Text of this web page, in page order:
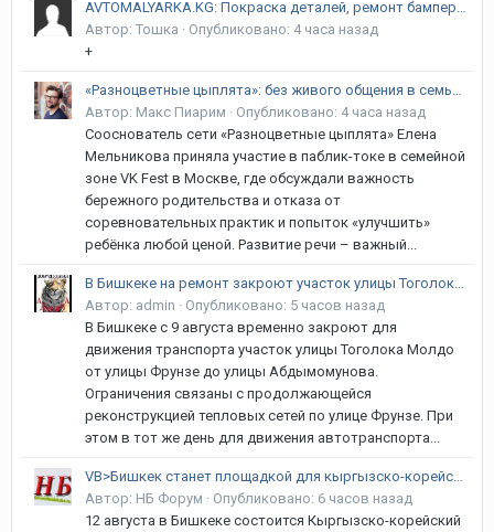
Автор: Тошка · Опубликовано: 4 часа назад
+
Автор: Макс Пиарим · Опубликовано: 4 часа назад
Сооснователь сети «Разноцветные цыплята» Елена
Мельникова приняла участие в паблик-токе в семейной
зоне VK Fest в Москве, где обсуждали важность
бережного родительства и отказа от
соревновательных практик и попыток «улучшить»
ребёнка любой ценой. Развитие речи – важный...
Автор: admin · Опубликовано: 5 часов назад
В Бишкеке с 9 августа временно закроют для
движения транспорта участок улицы Тоголока Молдо
от улицы Фрунзе до улицы Абдымомунова.
Ограничения связаны с продолжающейся
реконструкцией тепловых сетей по улице Фрунзе. При
этом в тот же день для движения автотранспорта...
Автор: НБ Форум · Опубликовано: 6 часов назад
12 августа в Бишкеке состоится Кыргызско-корейский